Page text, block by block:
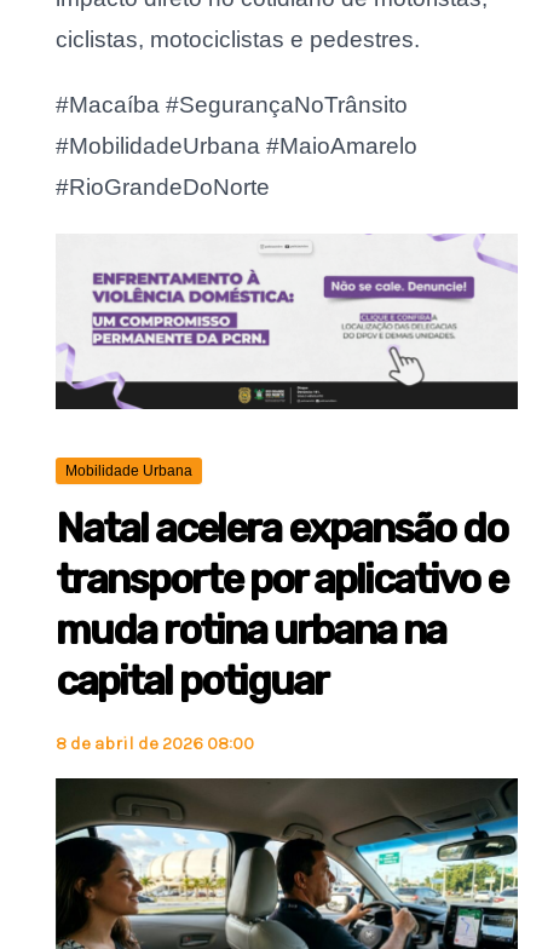
ciclistas, motociclistas e pedestres.
#Macaíba #SegurançaNoTrânsito
#MobilidadeUrbana #MaioAmarelo
#RioGrandeDoNorte
Mobilidade Urbana
Natal acelera expansão do
transporte por aplicativo e
muda rotina urbana na
capital potiguar
8 de abril de 2026 08:00